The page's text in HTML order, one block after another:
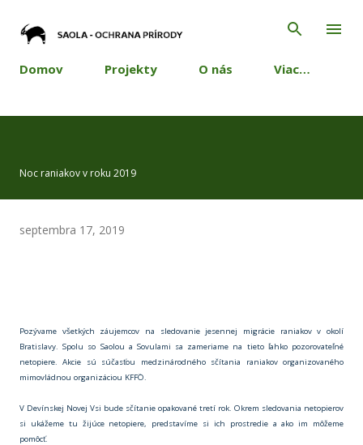
Domov Projekty O nás Viac…
Noc raniakov v roku 2019
septembra 17, 2019
Pozývame všetkých záujemcov na sledovanie jesennej migrácie raniakov v okolí
Bratislavy. Spolu so Saolou a Sovulami sa zameriame na tieto ľahko pozorovateľné
netopiere. Akcie sú súčasťou medzinárodného sčítania raniakov organizovaného
mimovládnou organizáciou KFFÖ.
V Devínskej Novej Vsi bude sčítanie opakované tretí rok. Okrem sledovania netopierov
si ukážeme tu žijúce netopiere, predstavíme si ich prostredie a ako im môžeme
pomôcť.